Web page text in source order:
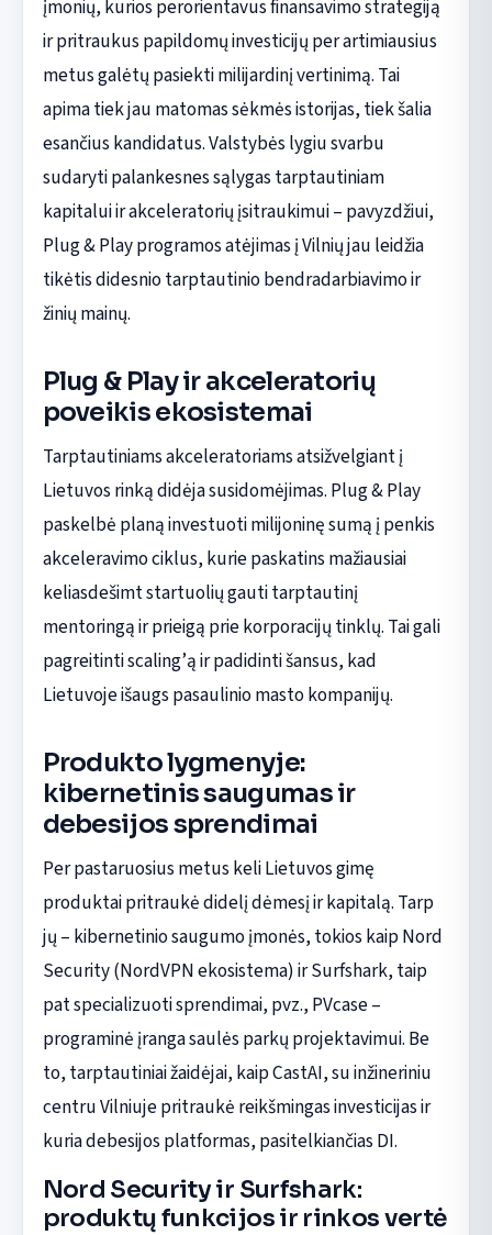
įmonių, kurios perorientavus finansavimo strategiją
ir pritraukus papildomų investicijų per artimiausius
metus galėtų pasiekti milijardinį vertinimą. Tai
apima tiek jau matomas sėkmės istorijas, tiek šalia
esančius kandidatus. Valstybės lygiu svarbu
sudaryti palankesnes sąlygas tarptautiniam
kapitalui ir akceleratorių įsitraukimui – pavyzdžiui,
Plug & Play programos atėjimas į Vilnių jau leidžia
tikėtis didesnio tarptautinio bendradarbiavimo ir
žinių mainų.
Plug & Play ir akceleratorių
poveikis ekosistemai
Tarptautiniams akceleratoriams atsižvelgiant į
Lietuvos rinką didėja susidomėjimas. Plug & Play
paskelbė planą investuoti milijoninę sumą į penkis
akceleravimo ciklus, kurie paskatins mažiausiai
keliasdešimt startuolių gauti tarptautinį
mentoringą ir prieigą prie korporacijų tinklų. Tai gali
pagreitinti scaling’ą ir padidinti šansus, kad
Lietuvoje išaugs pasaulinio masto kompanijų.
Produkto lygmenyje:
kibernetinis saugumas ir
debesijos sprendimai
Per pastaruosius metus keli Lietuvos gimę
produktai pritraukė didelį dėmesį ir kapitalą. Tarp
jų – kibernetinio saugumo įmonės, tokios kaip Nord
Security (NordVPN ekosistema) ir Surfshark, taip
pat specializuoti sprendimai, pvz., PVcase –
programinė įranga saulės parkų projektavimui. Be
to, tarptautiniai žaidėjai, kaip CastAI, su inžineriniu
centru Vilniuje pritraukė reikšmingas investicijas ir
kuria debesijos platformas, pasitelkiančias DI.
Nord Security ir Surfshark:
produktų funkcijos ir rinkos vertė